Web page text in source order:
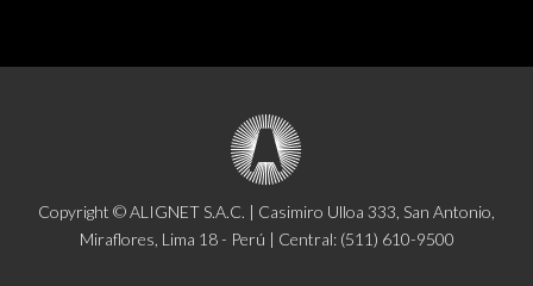
Copyright © ALIGNET S.A.C. | Casimiro Ulloa 333, San Antonio,
Miraflores, Lima 18 - Perú | Central: (511) 610-9500